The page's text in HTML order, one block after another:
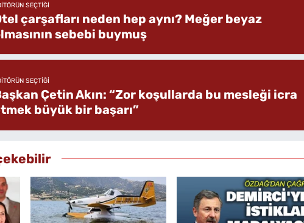
SEÇTIĞI
çarşafları neden hep aynı? Meğer beyaz
sebebi buymuş
SEÇTIĞI
Çetin Akın: “Zor koşullarda bu mesleği icra
büyük bir başarı”